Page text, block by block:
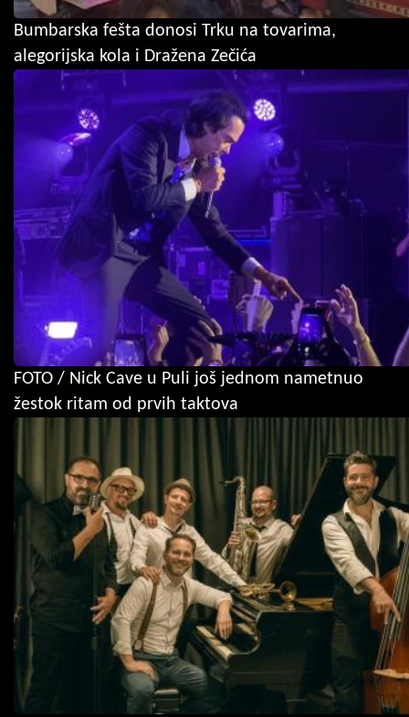
Bumbarska fešta donosi Trku na tovarima,
alegorijska kola i Dražena Zečića
FOTO / Nick Cave u Puli još jednom nametnuo
žestok ritam od prvih taktova